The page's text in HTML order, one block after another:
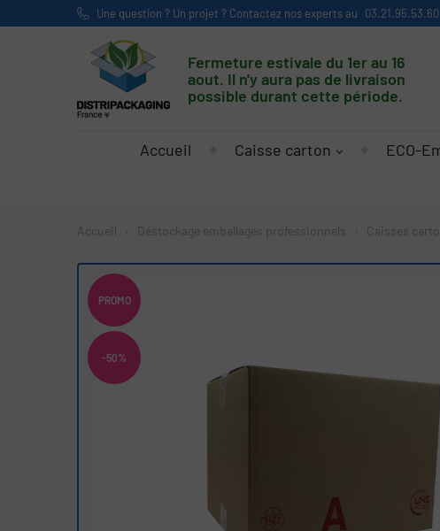
Une question ? Un projet ? Contactez nos experts au 03.21.95.53.60
Fermeture estivale du 1er au 16
aout. Il n'y aura pas de livraison
possible durant cette période.
Accueil Caisse carton ECO-
Accueil Déstockage emballages professionnels Caisses
PROMO
-50%